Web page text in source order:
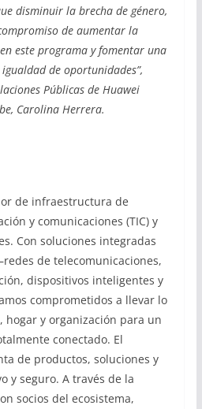
disminuir la brecha de género,
de aumentar la
este programa y fomentar una
de oportunidades”,
Públicas de Huawei
Carolina Herrera.
de infraestructura de
y comunicaciones (TIC) y
Con soluciones integradas
de telecomunicaciones,
dispositivos inteligentes y
comprometidos a llevar lo
hogar y organización para un
conectado. El
de productos, soluciones y
y seguro. A través de la
socios del ecosistema,